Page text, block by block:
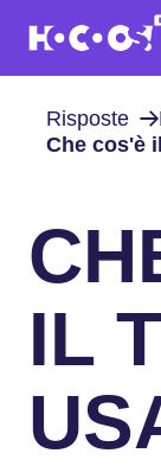
Risposte
Che cos'è
IL